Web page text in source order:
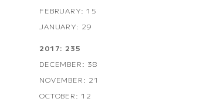
FEBRUARY: 15
JANUARY: 29
2017: 235
DECEMBER: 38
NOVEMBER: 21
OCTOBER: 12